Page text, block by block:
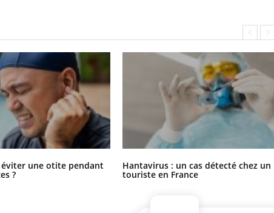
une otite pendant
?
Hantavirus : un cas détecté chez un
touriste en France